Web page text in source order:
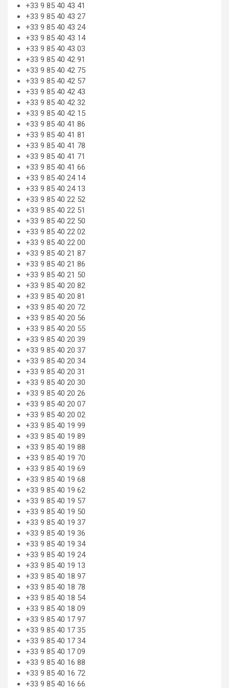
+33 9 85 40 43 41
+33 9 85 40 43 27
+33 9 85 40 43 24
+33 9 85 40 43 14
+33 9 85 40 43 03
+33 9 85 40 42 91
+33 9 85 40 42 75
+33 9 85 40 42 57
+33 9 85 40 42 43
+33 9 85 40 42 32
+33 9 85 40 42 15
+33 9 85 40 41 86
+33 9 85 40 41 81
+33 9 85 40 41 78
+33 9 85 40 41 71
+33 9 85 40 41 66
+33 9 85 40 24 14
+33 9 85 40 24 13
+33 9 85 40 22 52
+33 9 85 40 22 51
+33 9 85 40 22 50
+33 9 85 40 22 02
+33 9 85 40 22 00
+33 9 85 40 21 87
+33 9 85 40 21 86
+33 9 85 40 21 50
+33 9 85 40 20 82
+33 9 85 40 20 81
+33 9 85 40 20 72
+33 9 85 40 20 56
+33 9 85 40 20 55
+33 9 85 40 20 39
+33 9 85 40 20 37
+33 9 85 40 20 34
+33 9 85 40 20 31
+33 9 85 40 20 30
+33 9 85 40 20 26
+33 9 85 40 20 07
+33 9 85 40 20 02
+33 9 85 40 19 99
+33 9 85 40 19 89
+33 9 85 40 19 88
+33 9 85 40 19 70
+33 9 85 40 19 69
+33 9 85 40 19 68
+33 9 85 40 19 62
+33 9 85 40 19 57
+33 9 85 40 19 50
+33 9 85 40 19 37
+33 9 85 40 19 36
+33 9 85 40 19 34
+33 9 85 40 19 24
+33 9 85 40 19 13
+33 9 85 40 18 97
+33 9 85 40 18 78
+33 9 85 40 18 54
+33 9 85 40 18 09
+33 9 85 40 17 97
+33 9 85 40 17 35
+33 9 85 40 17 34
+33 9 85 40 17 09
+33 9 85 40 16 88
+33 9 85 40 16 72
+33 9 85 40 16 66